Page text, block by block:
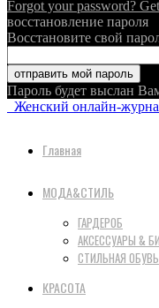
Forgot your password?
восстановление пароля
Восстановите свой
Пароль будет выслан
Женский онлайн-
Главная
МОДА&СТИЛЬ
ГАРДЕРОБ
АКСЕССУАРЫ &
СТИЛЬНАЯ ОБУВЬ
КРАСОТА